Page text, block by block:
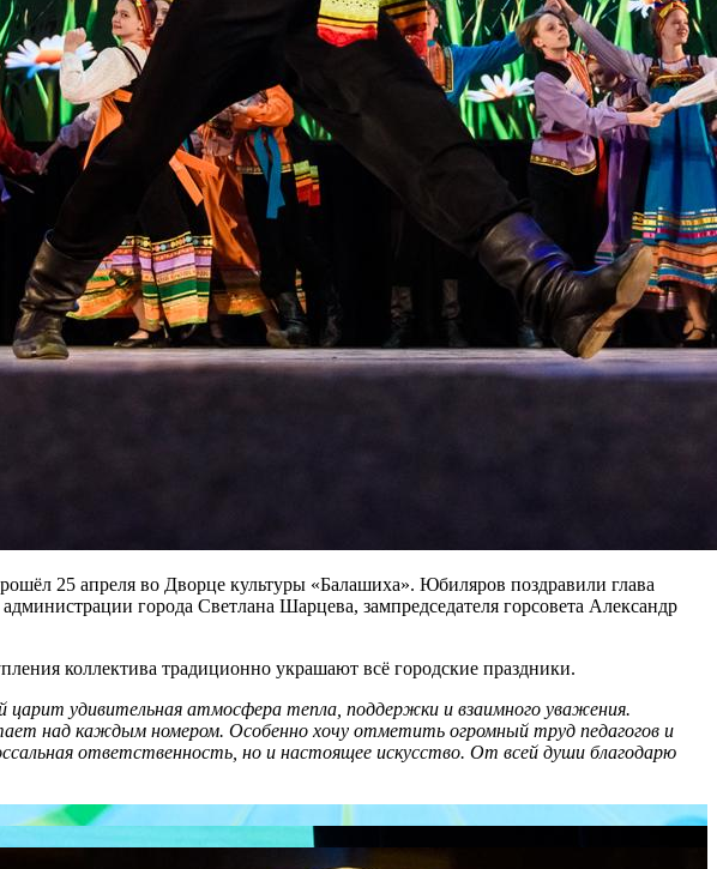
25 апреля во Дворце культуры «Балашиха». Юбиляров поздравили глава
города Светлана Шарцева, зампредседателя горсовета Александр
коллектива традиционно украшают всё городские праздники.
удивительная атмосфера тепла, поддержки и взаимного уважения.
над каждым номером. Особенно хочу отметить огромный труд педагогов и
ответственность, но и настоящее искусство. От всей души благодарю